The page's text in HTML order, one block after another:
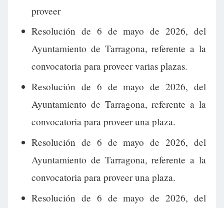
proveer
Resolución de 6 de mayo de 2026, del
Ayuntamiento de Tarragona, referente a la
convocatoria para proveer varias plazas.
Resolución de 6 de mayo de 2026, del
Ayuntamiento de Tarragona, referente a la
convocatoria para proveer una plaza.
Resolución de 6 de mayo de 2026, del
Ayuntamiento de Tarragona, referente a la
convocatoria para proveer una plaza.
Resolución de 6 de mayo de 2026, del